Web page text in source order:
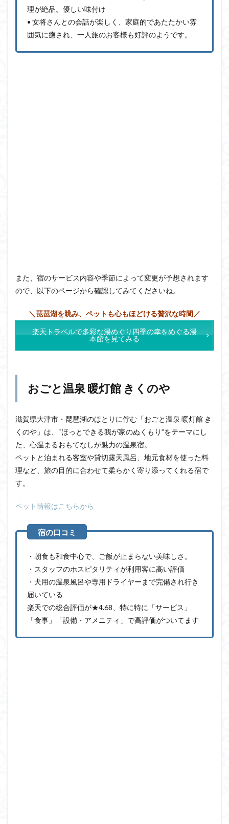
理が絶品。優しい味付け
• 女将さんとの会話が楽しく、家庭的であたたかい雰
囲気に癒され、一人旅のお客様も好評のようです。
また、宿のサービス内容や季節によって変更が予想されます
ので、以下のページから確認してみてくださいね。
＼琵琶湖を眺み、ペットも心もほどける贅沢な時間／
楽天トラベルで多彩な湯めぐり四季の幸をめぐる湯
本館を見てみる
おごと温泉 暖灯館 きくのや
滋賀県大津市・琵琶湖のほとりに佇む「おごと温泉 暖灯館 き
くのや」は、“ほっとできる我が家のぬくもり”をテーマにし
た、心温まるおもてなしが魅力の温泉宿。
ペットと泊まれる客室や貸切露天風呂、地元食材を使った料
理など、旅の目的に合わせて柔らかく寄り添ってくれる宿で
す。
ペット情報はこちらから
・朝食も和食中心で、ご飯が止まらない美味しさ。
・スタッフのホスピタリティが利用客に高い評価
・犬用の温泉風呂や専用ドライヤーまで完備され行き
届いている
楽天での総合評価が★4.68、特に特に「サービス」
「食事」「設備・アメニティ」で高評価がついてます